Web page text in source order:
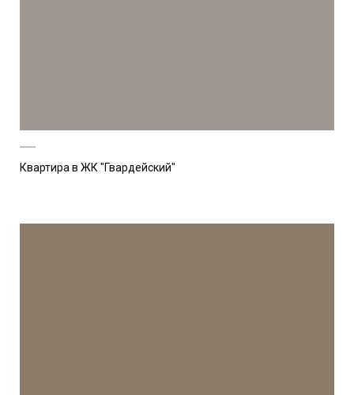
Квартира в ЖК "Гвардейский"